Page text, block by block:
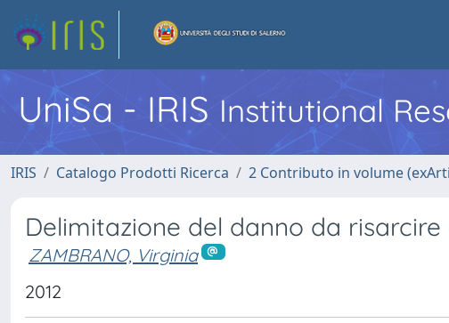
UniSa - IRIS Institutional
IRIS Catalogo Prodotti Ricerca 2 Contributo in volume
Delimitazione del danno da risarcire
ZAMBRANO, Virginia
2012